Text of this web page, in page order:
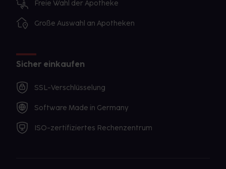
Freie Wahl der Apotheke
Große Auswahl an Apotheken
Sicher einkaufen
SSL-Verschlüsselung
Software Made in Germany
ISO-zertifiziertes Rechenzentrum